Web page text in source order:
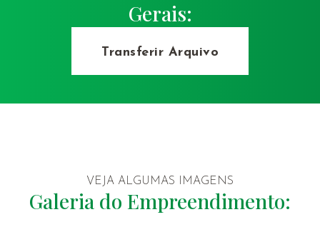
Gerais:
Transferir Arquivo
VEJA ALGUMAS IMAGENS
Galeria do Empreendimento: